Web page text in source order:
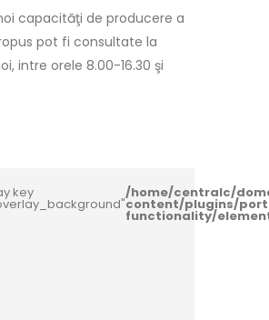
capacităţi de producere a
pot fi consultate la
intre orele 8.00-16.30 şi
key /home/centralc/
content/plugins/
functionality/